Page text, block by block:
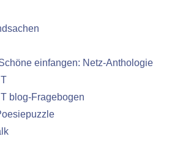
einfangen: Netz-Anthologie
blog-Fragebogen